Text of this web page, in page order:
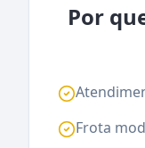
Por
Frota